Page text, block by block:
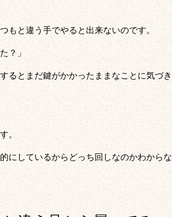
もと違う手でやると出来ないのです。
？」
るとまだ鍵がかかったままなことに気づき
。
にしているからどっち回しなのかわからな